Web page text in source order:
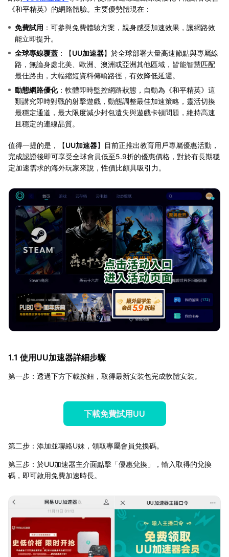
《和平精英》的網路體驗。主要優勢體現在：
免費試用 ：可參與免費體驗方案，親身感受加速效果，讓網路效
能立即提升。
全球專線覆蓋 ：【UU加速器】於全球部署大量高速節點與專屬線
路，無論身處北美、歐洲、澳洲或亞洲其他區域，皆能智慧匹配
最佳路由，大幅縮短資料傳輸路徑，有效降低延遲。
動態網路優化：軟體即時監控網路狀態，自動為《和平精英》這
類講究即時對戰的射擊遊戲，動態調整最佳加速策略，靈活切換
最穩定通道，最大限度減少封包遺失與遊戲卡頓問題，維持高速
且穩定的連線品質。
值得一提的是，【UU加速器】目前正推出教育用戶專屬優惠活動，
完成認證後即可享受全球會員低至5.9折的優惠價格，對於有長期穩
定加速需求的海外玩家來說，性價比頗具吸引力。
1.1 使用UU加速器詳細步驟
第一步：透過下方下載按鈕，取得最新安裝包完成軟體安裝。
下載免費試用UU
第二步：添加並聯絡U妹，領取專屬會員兌換碼。
第三步：於UU加速器主介面點擊「優惠兌換」，輸入取得的兌換
碼，即可啟用免費加速時長。